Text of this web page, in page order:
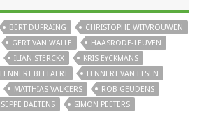
BERT DUFRAING
CHRISTOPHE WITVROUWEN
GERT VAN WALLE
HAASRODE-LEUVEN
ILIAN STERCKX
KRIS EYCKMANS
LENNERT BEELAERT
LENNERT VAN ELSEN
MATTHIAS VALKIERS
ROB GEUDENS
SEPPE BAETENS
SIMON PEETERS